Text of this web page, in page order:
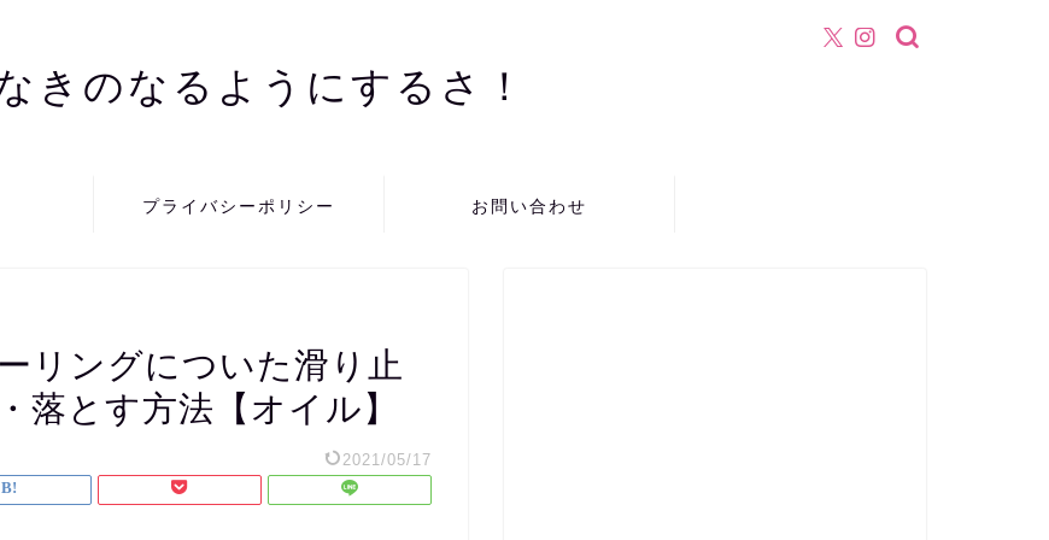
きのなるようにするさ！
プライバシーポリシー お問い合わせ
リングについた滑り止
落とす方法【オイル】
2021/05/17